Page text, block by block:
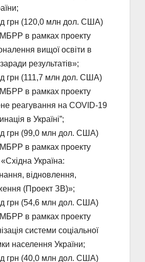
грн (120,0 млн дол. США)
в рамках проекту
вищої освіти в
результатів»;
грн (111,7 млн дол. США)
в рамках проекту
реагування на COVID-19
в Україні”;
грн (99,0 млн дол. США)
в рамках проекту
Україна:
відновлення,
(Проект ЗВ)»;
грн (54,6 млн дол. США)
в рамках проекту
системи соціальної
населення України;
грн (40,0 млн дол. США)